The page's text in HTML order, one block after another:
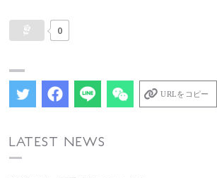
0
URLをコピー
LATEST NEWS